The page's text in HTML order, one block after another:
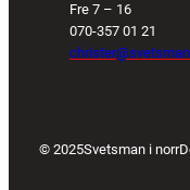
Fre 7 – 16
070-357 01 21
© 2025Svetsman i norr